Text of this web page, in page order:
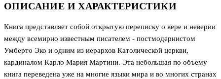
ОПИСАНИЕ И ХАРАКТЕРИСТИКИ
Книга представляет собой открытую переписку о вере и неверии
между всемирно известным писателем - постмодернистом
Умберто Эко и одним из иерархов Католической церкви,
кардиналом Карло Мария Мартини. Эта небольшая по объему
книга переведена уже на многие языки мира и во многих странах